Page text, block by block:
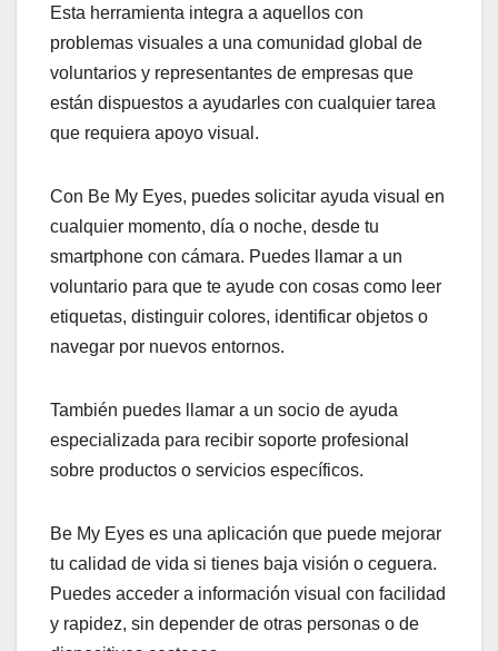
Esta herramienta integra a aquellos con
problemas visuales a una comunidad global de
voluntarios y representantes de empresas que
están dispuestos a ayudarles con cualquier tarea
que requiera apoyo visual.
Con Be My Eyes, puedes solicitar ayuda visual en
cualquier momento, día o noche, desde tu
smartphone con cámara. Puedes llamar a un
voluntario para que te ayude con cosas como leer
etiquetas, distinguir colores, identificar objetos o
navegar por nuevos entornos.
También puedes llamar a un socio de ayuda
especializada para recibir soporte profesional
sobre productos o servicios específicos.
Be My Eyes es una aplicación que puede mejorar
tu calidad de vida si tienes baja visión o ceguera.
Puedes acceder a información visual con facilidad
y rapidez, sin depender de otras personas o de